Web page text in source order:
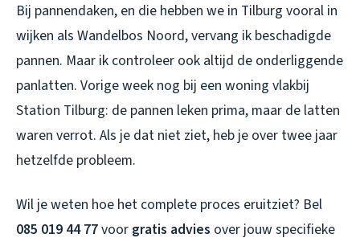
Bij pannendaken, en die hebben we in Tilburg vooral in
wijken als Wandelbos Noord, vervang ik beschadigde
pannen. Maar ik controleer ook altijd de onderliggende
panlatten. Vorige week nog bij een woning vlakbij
Station Tilburg: de pannen leken prima, maar de latten
waren verrot. Als je dat niet ziet, heb je over twee jaar
hetzelfde probleem.
Wil je weten hoe het complete proces eruitziet? Bel
085 019 44 77voor gratis advies over jouw specifieke